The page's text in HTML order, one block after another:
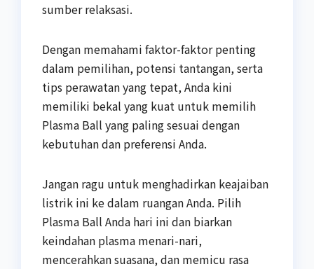
sumber relaksasi.
Dengan memahami faktor-faktor penting
dalam pemilihan, potensi tantangan, serta
tips perawatan yang tepat, Anda kini
memiliki bekal yang kuat untuk memilih
Plasma Ball yang paling sesuai dengan
kebutuhan dan preferensi Anda.
Jangan ragu untuk menghadirkan keajaiban
listrik ini ke dalam ruangan Anda. Pilih
Plasma Ball Anda hari ini dan biarkan
keindahan plasma menari-nari,
mencerahkan suasana, dan memicu rasa